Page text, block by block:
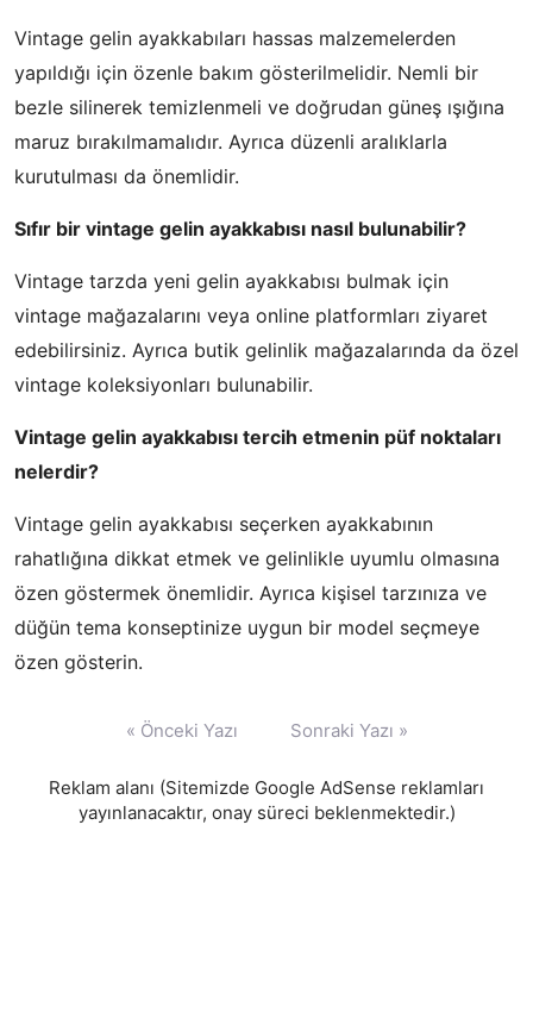
Vintage gelin ayakkabıları hassas malzemelerden
yapıldığı için özenle bakım gösterilmelidir. Nemli bir
bezle silinerek temizlenmeli ve doğrudan güneş ışığına
maruz bırakılmamalıdır. Ayrıca düzenli aralıklarla
kurutulması da önemlidir.
Sıfır bir vintage gelin ayakkabısı nasıl bulunabilir?
Vintage tarzda yeni gelin ayakkabısı bulmak için
vintage mağazalarını veya online platformları ziyaret
edebilirsiniz. Ayrıca butik gelinlik mağazalarında da özel
vintage koleksiyonları bulunabilir.
Vintage gelin ayakkabısı tercih etmenin püf noktaları
nelerdir?
Vintage gelin ayakkabısı seçerken ayakkabının
rahatlığına dikkat etmek ve gelinlikle uyumlu olmasına
özen göstermek önemlidir. Ayrıca kişisel tarzınıza ve
düğün tema konseptinize uygun bir model seçmeye
özen gösterin.
« Önceki Yazı Sonraki Yazı »
Reklam alanı (Sitemizde Google AdSense reklamları
yayınlanacaktır, onay süreci beklenmektedir.)